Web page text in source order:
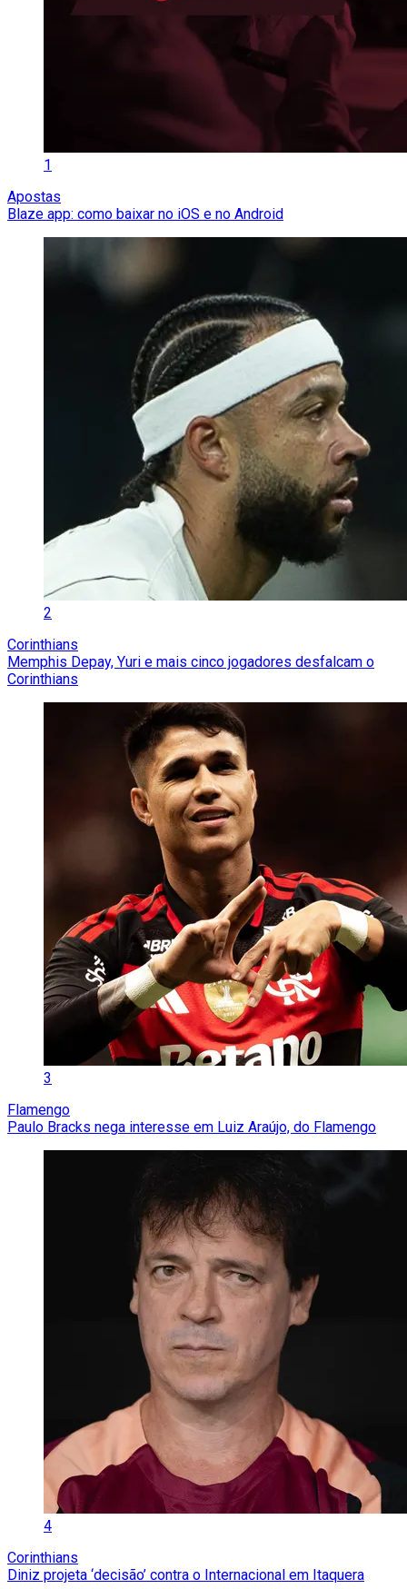
1
Apostas
Blaze app: como baixar no iOS e no Android
2
Corinthians
Memphis Depay, Yuri e mais cinco jogadores desfalcam o
Corinthians
3
Flamengo
Paulo Bracks nega interesse em Luiz Araújo, do Flamengo
4
Corinthians
Diniz projeta ‘decisão’ contra o Internacional em Itaquera